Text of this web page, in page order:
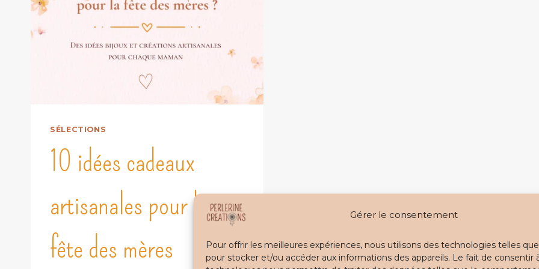
Gérer le consentement
Pour offrir les meilleures expériences, nous utilisons des technologies telles
pour stocker et/ou accéder aux informations des appareils. Le fait de consentir
SÉLECTIONS
10 idées cadeaux
artisanales pour la
fête des mères